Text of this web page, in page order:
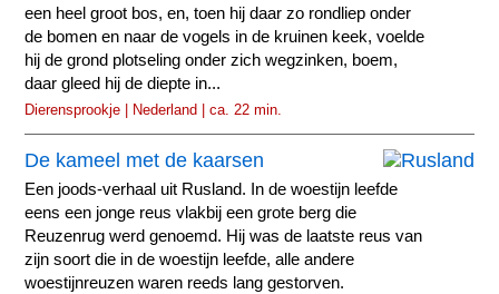
een heel groot bos, en, toen hij daar zo rondliep onder
de bomen en naar de vogels in de kruinen keek, voelde
hij de grond plotseling onder zich wegzinken, boem,
daar gleed hij de diepte in...
Dierensprookje | Nederland | ca. 22 min.
De kameel met de kaarsen
Een joods-verhaal uit Rusland. In de woestijn leefde
eens een jonge reus vlakbij een grote berg die
Reuzenrug werd genoemd. Hij was de laatste reus van
zijn soort die in de woestijn leefde, alle andere
woestijnreuzen waren reeds lang gestorven.